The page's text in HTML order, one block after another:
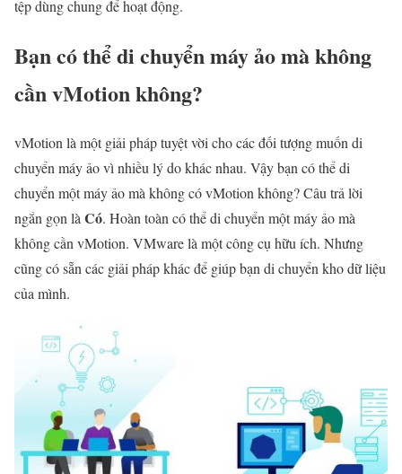
tệp dùng chung để hoạt động.
Bạn có thể di chuyển máy ảo mà không
cần vMotion không?
vMotion là một giải pháp tuyệt vời cho các đối tượng muốn di
chuyển máy ảo vì nhiều lý do khác nhau. Vậy bạn có thể di
chuyển một máy ảo mà không có vMotion không? Câu trả lời
ngắn gọn là Có. Hoàn toàn có thể di chuyển một máy ảo mà
không cần vMotion. VMware là một công cụ hữu ích. Nhưng
cũng có sẵn các giải pháp khác để giúp bạn di chuyển kho dữ liệu
của mình.